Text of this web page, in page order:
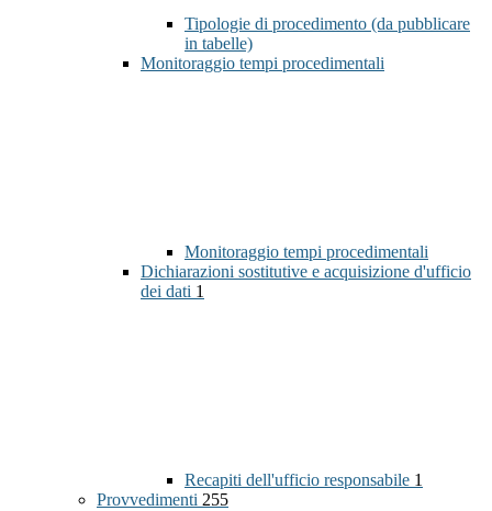
Tipologie di procedimento (da pubblicare
in tabelle)
Monitoraggio tempi procedimentali
Monitoraggio tempi procedimentali
Dichiarazioni sostitutive e acquisizione d'ufficio
dei dati 1
Recapiti dell'ufficio responsabile 1
Provvedimenti 255